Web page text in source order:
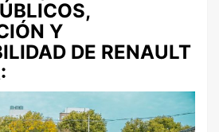
Y
DE RENAULT